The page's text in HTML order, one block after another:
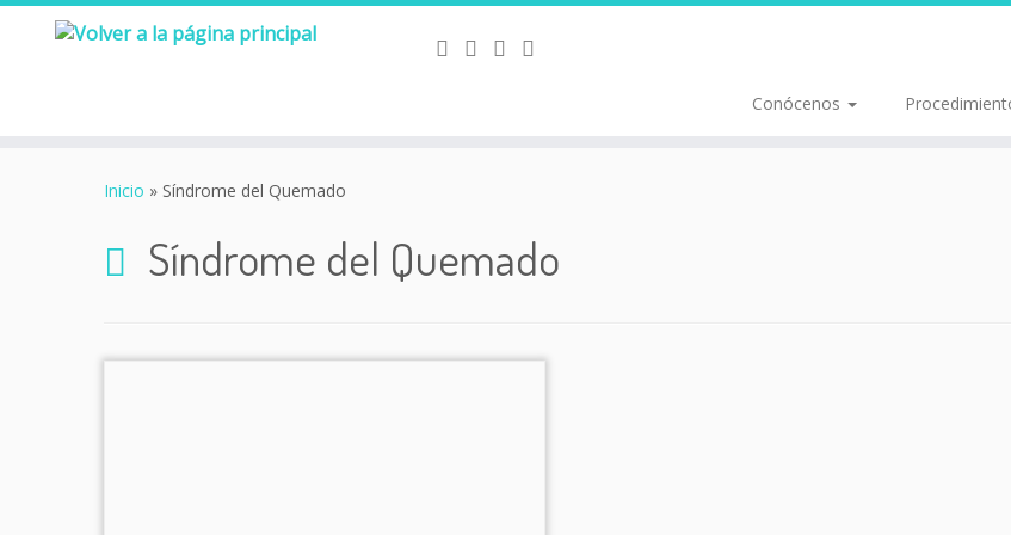
Conócenos
Inicio » Síndrome del Quemado
Síndrome del Quemado